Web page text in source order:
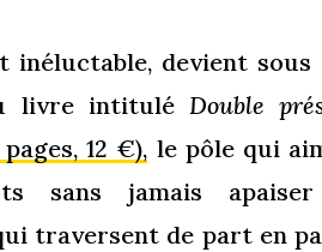
inéluctable, devient
livre intituléDouble
12 €), le pôle qui
sans jamais
traversent de part en